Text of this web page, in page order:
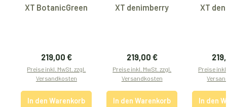
XT BotanicGreen
Regulärer Preis:
219,00 €
Preise inkl. MwSt. zzgl.
Versandkosten
In den Warenkorb
XT denimberry
Regulärer Preis:
219,00 €
Preise inkl. MwSt. zzgl.
Versandkosten
In den Warenkorb
XT
Preise
In den